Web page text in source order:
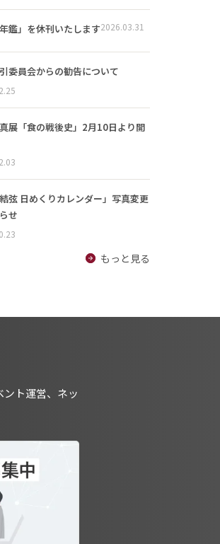
年鑑」を休刊いたします2026.03.31
委員会からの勧告について
展「食の戦後史」2月10日より開
結弦 日めくりカレンダー」写真変更
せ
もっと見る
ト運営、ネッ